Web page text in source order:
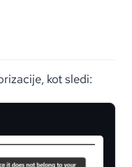
kot sledi: